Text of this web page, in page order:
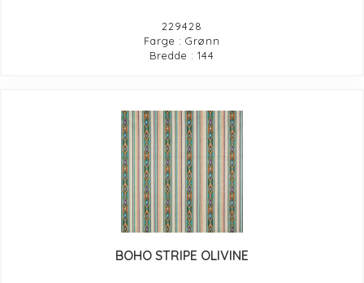
229428
Farge : Grønn
Bredde : 144
BOHO STRIPE OLIVINE